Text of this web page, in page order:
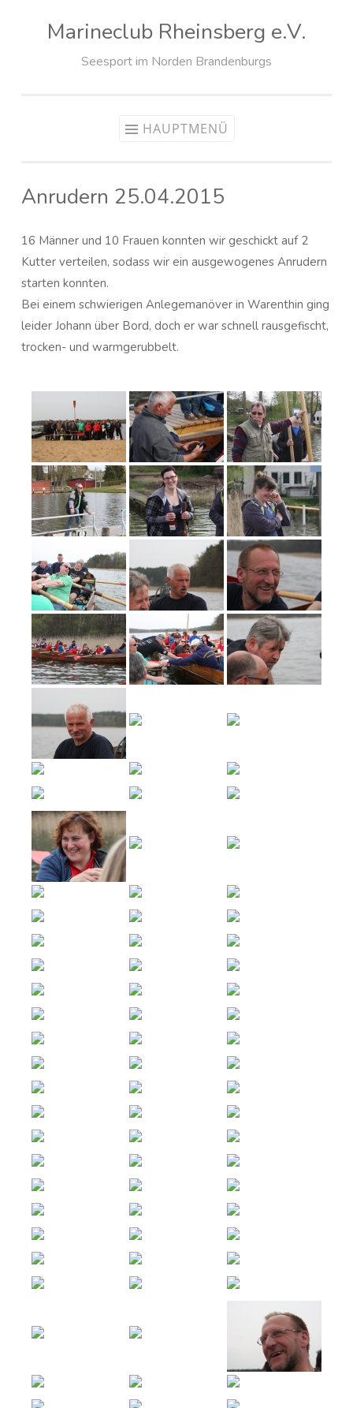
Marineclub Rheinsberg e.V.
Seesport im Norden Brandenburgs
HAUPTMENÜ
Anrudern 25.04.2015
16 Männer und 10 Frauen konnten wir geschickt auf 2
Kutter verteilen, sodass wir ein ausgewogenes Anrudern
starten konnten.
Bei einem schwierigen Anlegemanöver in Warenthin ging
leider Johann über Bord, doch er war schnell rausgefischt,
trocken- und warmgerubbelt.